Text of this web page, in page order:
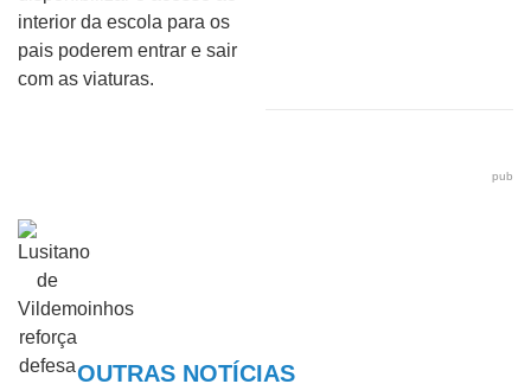
interior da escola para os
pais poderem entrar e sair
com as viaturas.
pub
OUTRAS NOTÍCIAS